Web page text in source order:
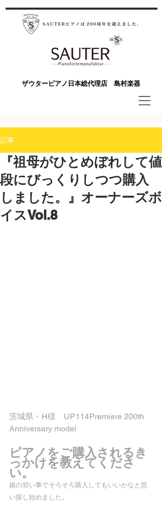
​ザウターピアノ日本総代理店 島村楽器
記事
『祖母がひとめぼれして値
段にびっくりしつつ購入
しました。』オーナーズボ
イスVol.8
茨城県・H様 UP114Premiere 200th
Anniversary model
ピアノをご購入されるき
っかけを教えてくださ
い。
娘の習い事でそろそろ購入してもいいかなと思
い探し始めました。